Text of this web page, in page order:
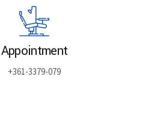
Appointment
+361-3379-079